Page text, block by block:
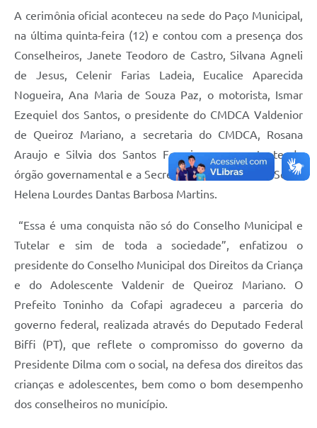
Recursos Liberados
Plano Estratégico
Dados gerais e Obras
LGPD - Governo Digital
licenciamento ambiental
Fale conosco
A cerimônia oficial aconteceu na sede do Paço Municipal,
na última quinta-feira (12) e contou com a presença dos
Conselheiros, Janete Teodoro de Castro, Silvana Agneli
de Jesus, Celenir Farias Ladeia, Eucalice Aparecida
Nogueira, Ana Maria de Souza Paz, o motorista, Ismar
Ezequiel dos Santos, o presidente do CMDCA Valdenior
de Queiroz Mariano, a secretaria do CMDCA, Rosana
Araujo e Silvia dos Santos Ferreira, representante do
órgão governamental e a Secretaria de Assistência Social
Helena Lourdes Dantas Barbosa Martins.
“Essa é uma conquista não só do Conselho Municipal e
Tutelar e sim de toda a sociedade”, enfatizou o
presidente do Conselho Municipal dos Direitos da Criança
e do Adolescente Valdenir de Queiroz Mariano. O
Prefeito Toninho da Cofapi agradeceu a parceria do
governo federal, realizada através do Deputado Federal
Biffi (PT), que reflete o compromisso do governo da
Presidente Dilma com o social, na defesa dos direitos das
crianças e adolescentes, bem como o bom desempenho
dos conselheiros no município.